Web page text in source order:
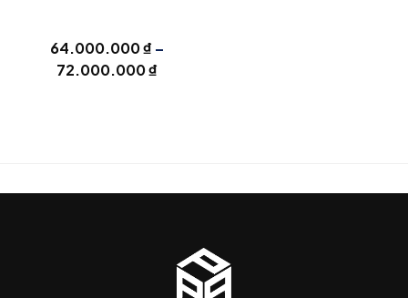
64.000.000₫–
72.000.000₫